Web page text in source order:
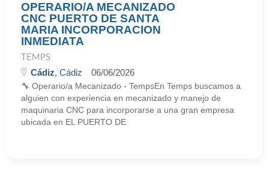
OPERARIO/A MECANIZADO
CNC PUERTO DE SANTA
MARIA INCORPORACION
INMEDIATA
TEMPS
Cádiz, Cádiz 06/06/2026
🔧 Operario/a Mecanizado - TempsEn Temps buscamos a
alguien con experiencia en mecanizado y manejo de
maquinaria CNC para incorporarse a una gran empresa
ubicada en EL PUERTO DE